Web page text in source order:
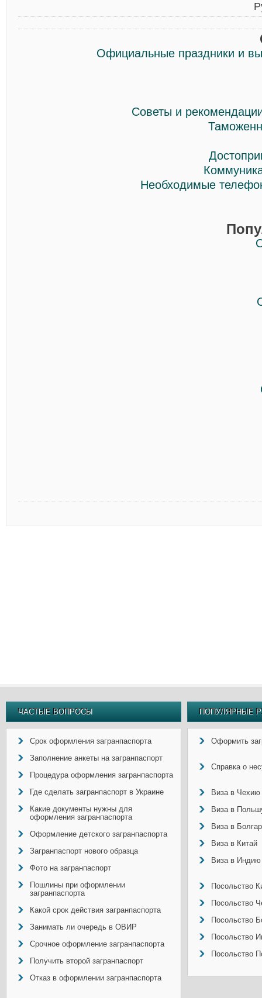
Официальные праздники и
Советы и
Необходимые
ЧАСТЫЕ ВОПРОСЫ
Срок оформления загранпаспорта
Заполнение анкеты на загранпаспорт
Процедура оформления загранпаспорта
Где сделать загранпаспорт в Украине
Какие документы нужны для
оформления загранпаспорта
Оформление детского загранпаспорта
Загранпаспорт нового образца
Фото на загранпаспорт
Пошлины при оформлении
загранпаспорта
Какой срок действия загранпаспорта
Занимать ли очередь в ОВИР
Срочное оформление загранпаспорта
Получить второй загранпаспорт
Отказ в оформлении загранпаспорта
ПОПУЛЯРНЫЕ
Оформить
Справка о
Виза в Чехию
Виза в
Виза в
Виза в Китай
Виза в Индию
Посольство
Посольство
Посольство
Посольство
Посольство